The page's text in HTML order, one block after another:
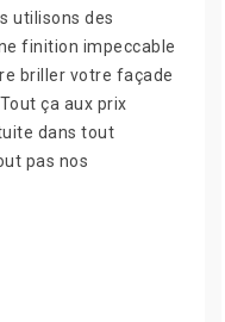
utilisons des
finition impeccable
briller votre façade
ça aux prix
dans tout
pas nos